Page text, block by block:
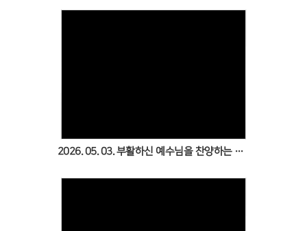
2026. 05. 03. 부활하신 예수님을 찬양하는 어린이들(어린이주일)